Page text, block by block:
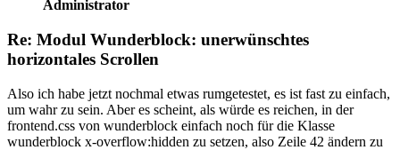
Administrator
Re: Modul Wunderblock: unerwünschtes
horizontales Scrollen
Also ich habe jetzt nochmal etwas rumgetestet, es ist fast zu einfach,
um wahr zu sein. Aber es scheint, als würde es reichen, in der
frontend.css von wunderblock einfach noch für die Klasse
wunderblock x-overflow:hidden zu setzen, also Zeile 42 ändern zu